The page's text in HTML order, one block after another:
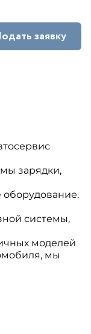
заявку
зарядки,
системы,
моделей
мы